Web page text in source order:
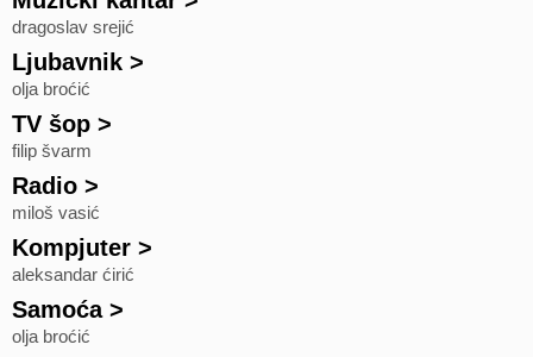
dragoslav srejić
Ljubavnik >
olja broćić
TV šop >
filip švarm
Radio >
miloš vasić
Kompjuter >
aleksandar ćirić
Samoća>
olja broćić